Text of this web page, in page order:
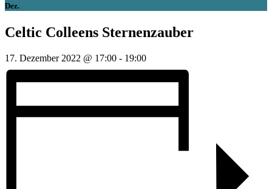
Dez.
Celtic Colleens Sternenzauber
17. Dezember 2022 @ 17:00 - 19:00